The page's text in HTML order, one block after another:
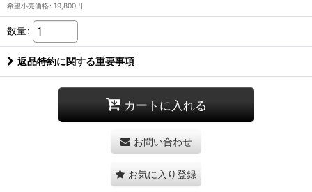
希望小売価格: 19,800円
数量:
返品特約に関する重要事項
カートに入れる
お問い合わせ
お気に入り登録